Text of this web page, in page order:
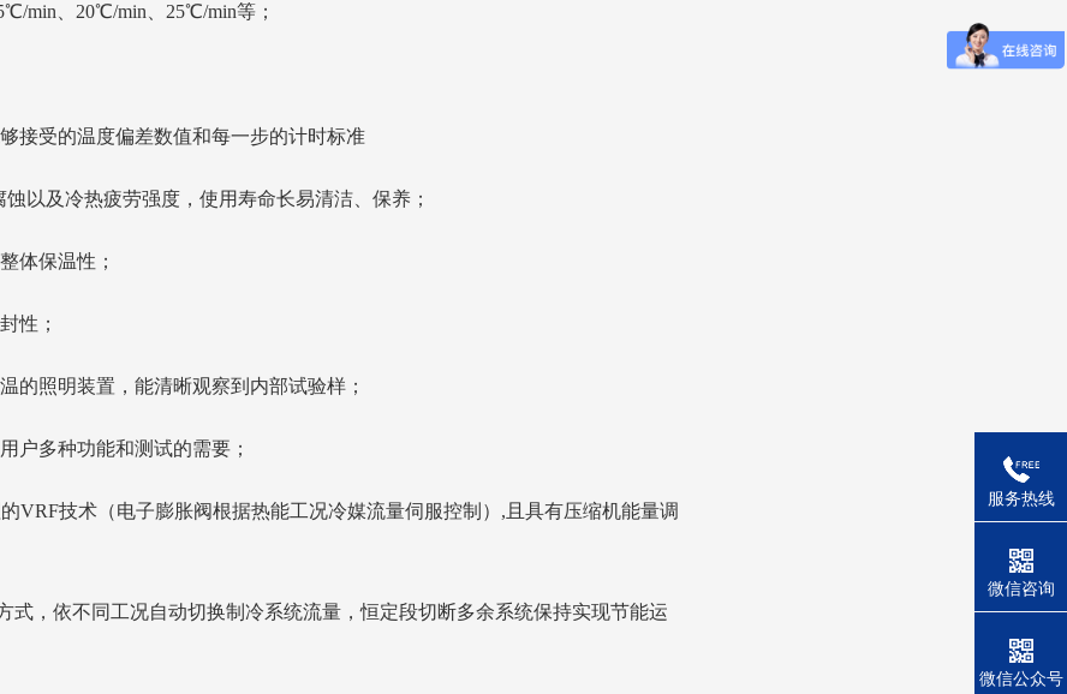
min、20℃/min、25℃/min等；
接受的温度偏差数值和每一步的计时标准
蚀 以及冷热疲劳强度 ，使用寿命长易清洁、保养 ；
整体保温性 ；
性；
的照明装置，能清晰观察到内部试验样；
户多种功能和测试的需要；
VRF技术（电子膨胀阀根据热能工况冷媒流量伺服控制） , 且具有压缩机能量调
，依不同工况自动切换制冷系统流量，恒定段切断多余系统保持实现节能运
服务热线
微信咨询
微信公众号